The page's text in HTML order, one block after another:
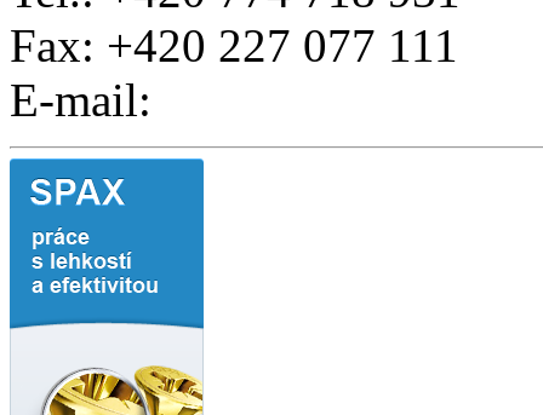
Fax: +420 227 077 111
E-mail: